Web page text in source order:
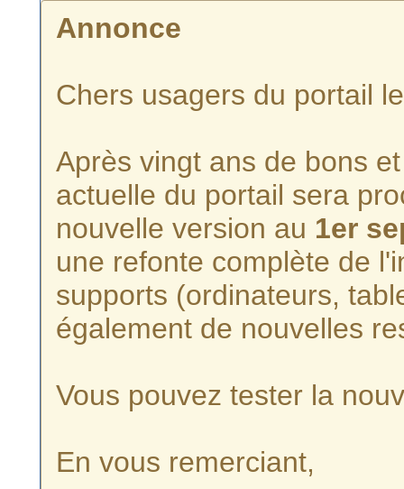
Annonce
Chers usagers du portail
Après vingt ans de bons
actuelle du portail sera
nouvelle version au 1er
une refonte complète de
supports (ordinateurs,
également de nouvelles
Vous pouvez tester la
En vous remerciant,